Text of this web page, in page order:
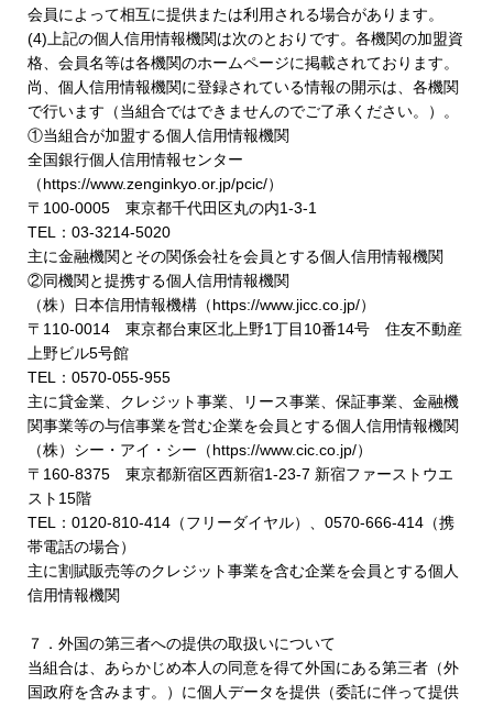
会員によって相互に提供または利用される場合があります。
(4)上記の個人信用情報機関は次のとおりです。各機関の加盟資
格、会員名等は各機関のホームページに掲載されております。
尚、個人信用情報機関に登録されている情報の開示は、各機関
で行います（当組合ではできませんのでご了承ください。）。
①当組合が加盟する個人信用情報機関
全国銀行個人信用情報センター
（https://www.zenginkyo.or.jp/pcic/）
〒100-0005 東京都千代田区丸の内1-3-1
TEL：03-3214-5020
主に金融機関とその関係会社を会員とする個人信用情報機関
②同機関と提携する個人信用情報機関
（株）日本信用情報機構（https://www.jicc.co.jp/）
〒110-0014 東京都台東区北上野1丁目10番14号 住友不動産
上野ビル5号館
TEL：0570-055-955
主に貸金業、クレジット事業、リース事業、保証事業、金融機
関事業等の与信事業を営む企業を会員とする個人信用情報機関
（株）シー・アイ・シー（https://www.cic.co.jp/）
〒160-8375 東京都新宿区西新宿1-23-7 新宿ファーストウエ
スト15階
TEL：0120-810-414（フリーダイヤル）、0570-666-414（携
帯電話の場合）
主に割賦販売等のクレジット事業を含む企業を会員とする個人
信用情報機関
７．外国の第三者への提供の取扱いについて
当組合は、あらかじめ本人の同意を得て外国にある第三者（外
国政府を含みます。）に個人データを提供（委託に伴って提供